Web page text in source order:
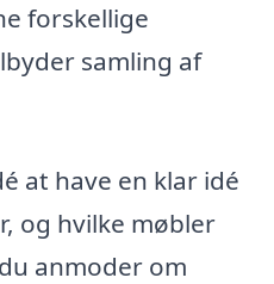
forskellige
samling af
at have en klar idé
og hvilke møbler
anmoder om